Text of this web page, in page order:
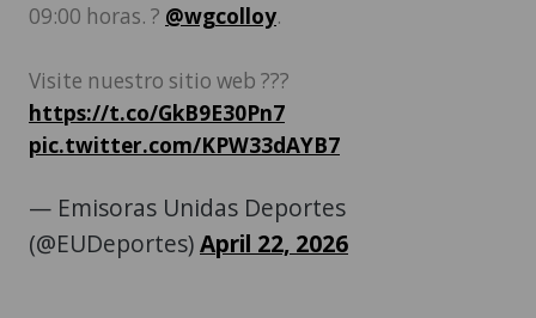
09:00 horas. ? @wgcolloy.
Visite nuestro sitio web ???
https://t.co/GkB9E30Pn7
pic.twitter.com/KPW33dAYB7
— Emisoras Unidas Deportes
(@EUDeportes)April 22, 2026